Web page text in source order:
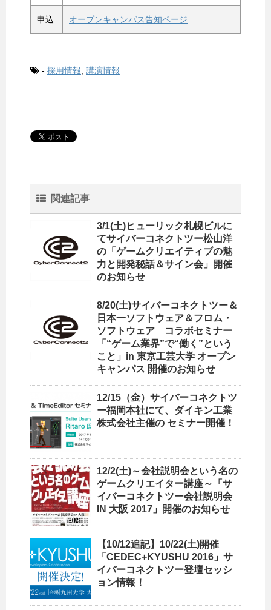
申込 オープンキャンパス告知ページ
- 採用情報, 講演情報
関連記事
3/1(土)ヒューリック札幌ビルに
てサイバーコネクトツー松山洋
の「ゲームクリエイティブの魅
力と開発秘話＆サイン会」開催
のお知らせ
8/20(土)サイバーコネクトツー＆
日本一ソフトウェア＆フロム・
ソフトウェア コラボセミナー
「“ゲーム業界”で“働く”という
こと」in 東京工芸大学 オープン
キャンパス 開催のお知らせ
12/15（金）サイバーコネクトツ
ー福岡本社にて、ダイキン工業
株式会社主催の セミナー開催！
12/2(土)～会社説明会という名の
ゲームクリエイター講座～「サ
イバーコネクトツー会社説明会
IN 大阪 2017」開催のお知らせ
【10/12追記】10/22(土)開催
「CEDEC+KYUSHU 2016」サ
イバーコネクトツー登壇セッシ
ョン情報！